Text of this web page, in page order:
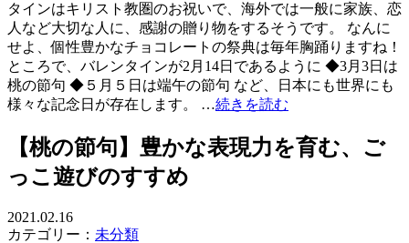
タインはキリスト教圏のお祝いで、海外では一般に家族、恋
人など大切な人に、感謝の贈り物をするそうです。 なんに
せよ、個性豊かなチョコレートの祭典は毎年胸踊りますね！
ところで、バレンタインが2月14日であるように ◆3月3日は
桃の節句 ◆５月５日は端午の節句 など、日本にも世界にも
様々な記念日が存在します。 …続きを読む
【桃の節句】豊かな表現力を育む、ご
っこ遊びのすすめ
2021.02.16
カテゴリー： 未分類